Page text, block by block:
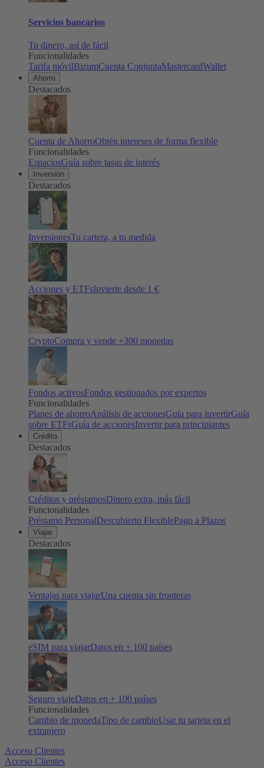
Servicios bancarios
Tu dinero, así de fácil
Funcionalidades
Tarifa móvilBizumCuenta ConjuntaMastercardWallet
Ahorro
Destacados
Cuenta de AhorroObtén intereses de forma flexible
Funcionalidades
EspaciosGuía sobre tasas de interés
Inversión
Destacados
InversionesTu cartera, a tu medida
Acciones y ETFsInvierte desde 1 €
CryptoCompra y vende +300 monedas
Fondos activosFondos gestionados por expertos
Funcionalidades
Planes de ahorroAnálisis de accionesGuía para invertirGuía
sobre ETFsGuía de accionesInvertir para principiantes
Crédito
Destacados
Créditos y préstamosDinero extra, más fácil
Funcionalidades
Préstamo PersonalDescubierto FlexiblePago a Plazos
Viajar
Destacados
Ventajas para viajarUna cuenta sin fronteras
eSIM para viajarDatos en + 100 países
Seguro viajeDatos en + 100 países
Funcionalidades
Cambio de monedaTipo de cambioUsar tu tarjeta en el
extranjero
Acceso Clientes
Acceso Clientes